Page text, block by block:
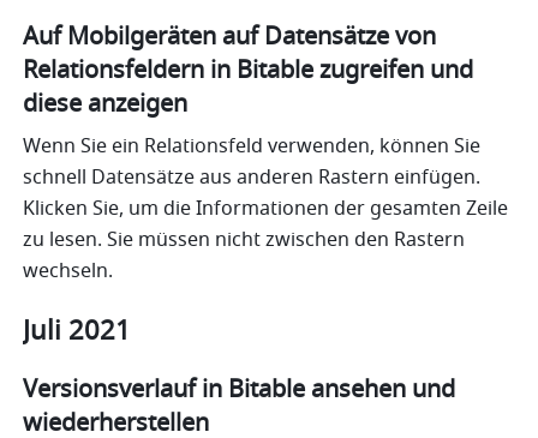
Auf Mobilgeräten auf Datensätze von
Relationsfeldern in Bitable zugreifen und
diese anzeigen
Wenn Sie ein Relationsfeld verwenden, können Sie
schnell Datensätze aus anderen Rastern einfügen.
Klicken Sie, um die Informationen der gesamten Zeile
zu lesen. Sie müssen nicht zwischen den Rastern
wechseln.
Juli 2021
Versionsverlauf in Bitable ansehen und
wiederherstellen